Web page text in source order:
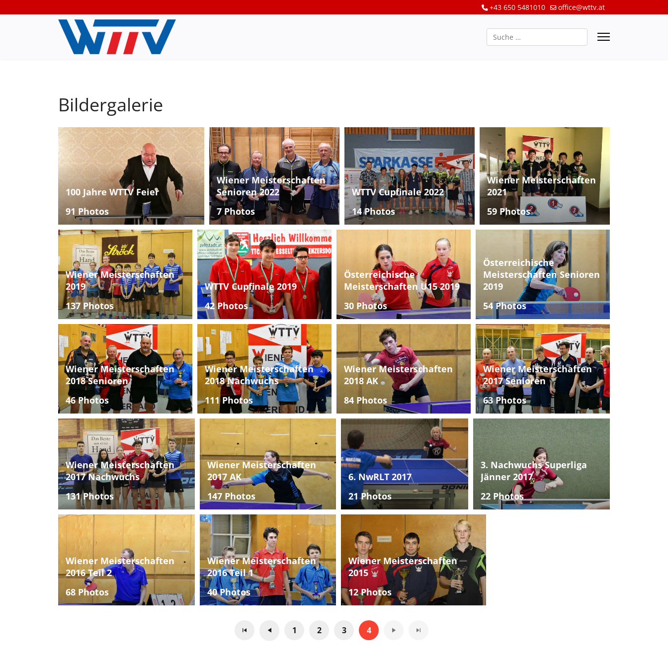
+43 650 5481010 office@wttv.at
Suchen
Bildergalerie
100 Jahre WTTV Feier
91 Photos
Wiener Meisterschaften
Senioren 2022
7 Photos
WTTV Cupfinale 2022
14 Photos
Wiener Meisterschaften
2021
59 Photos
Wiener Meisterschaften
2019
137 Photos
WTTV Cupfinale 2019
42 Photos
Österreichische
Meisterschaften U15 2019
30 Photos
Österreichische
Meisterschaften Senioren
2019
54 Photos
Wiener Meisterschaften
2018 Senioren
46 Photos
Wiener Meisterschaften
2018 Nachwuchs
111 Photos
Wiener Meisterschaften
2018 AK
84 Photos
Wiener Meisterschaften
2017 Senioren
63 Photos
Wiener Meisterschaften
2017 Nachwuchs
131 Photos
Wiener Meisterschaften
2017 AK
147 Photos
6. NwRLT 2017
21 Photos
3. Nachwuchs Superliga
Jänner 2017
22 Photos
Wiener Meisterschaften
2016 Teil 2
68 Photos
Wiener Meisterschaften
2016 Teil 1
40 Photos
Wiener Meisterschaften
2015
12 Photos
1 2 3 4